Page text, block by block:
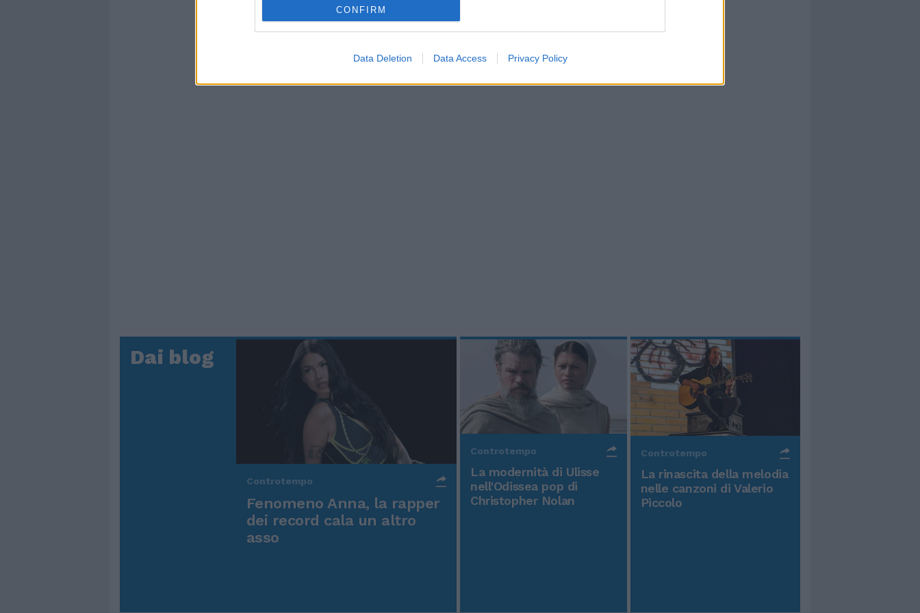
CONFIRM
Data Deletion Data Access Privacy Policy
Dai blog
Controtempo
Fenomeno Anna, la rapper
dei record cala un altro
asso
Controtempo
La modernità di Ulisse
nell'Odissea pop di
Christopher Nolan
Controtempo
La rinascita della melodia
nelle canzoni di Valerio
Piccolo